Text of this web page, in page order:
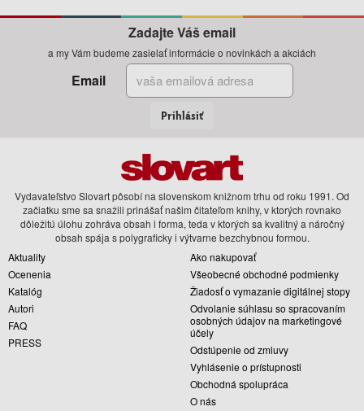
Zadajte Váš email
a my Vám budeme zasielať informácie o novinkách a akciách
Email
Prihlásiť
Vydavateľstvo Slovart pôsobí na slovenskom knižnom trhu od roku 1991. Od
začiatku sme sa snažili prinášať našim čitateľom knihy, v ktorých rovnako
dôležitú úlohu zohráva obsah i forma, teda v ktorých sa kvalitný a náročný
obsah spája s polygraficky i výtvarne bezchybnou formou.
Aktuality
Ocenenia
Katalóg
Autori
FAQ
PRESS
Ako nakupovať
Všeobecné obchodné podmienky
Žiadosť o vymazanie digitálnej stopy
Odvolanie súhlasu so spracovaním
osobných údajov na marketingové
účely
Odstúpenie od zmluvy
Vyhlásenie o prístupnosti
Obchodná spolupráca
O nás